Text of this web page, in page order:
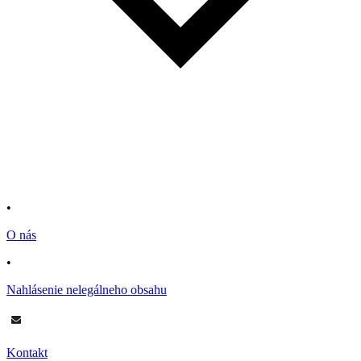
•
O nás
•
Nahlásenie nelegálneho obsahu
Kontakt